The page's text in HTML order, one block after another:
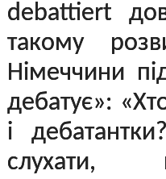
debattiert
такому
Німеччини
дебатує»:
і
слухати,